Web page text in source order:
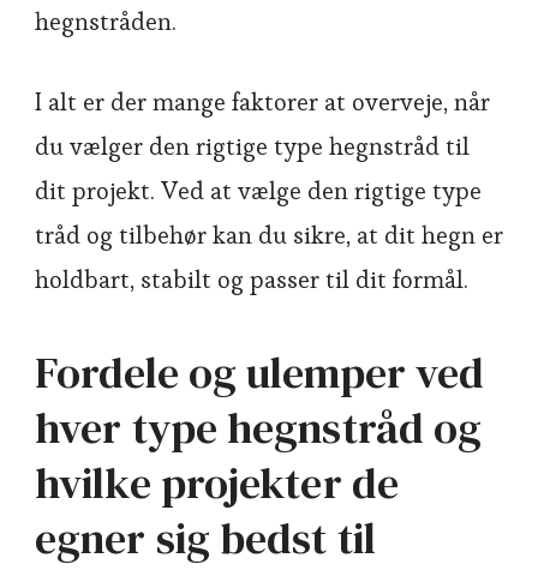
hegnstråden.
I alt er der mange faktorer at overveje, når
du vælger den rigtige type hegnstråd til
dit projekt. Ved at vælge den rigtige type
tråd og tilbehør kan du sikre, at dit hegn er
holdbart, stabilt og passer til dit formål.
Fordele og ulemper ved
hver type hegnstråd og
hvilke projekter de
egner sig bedst til